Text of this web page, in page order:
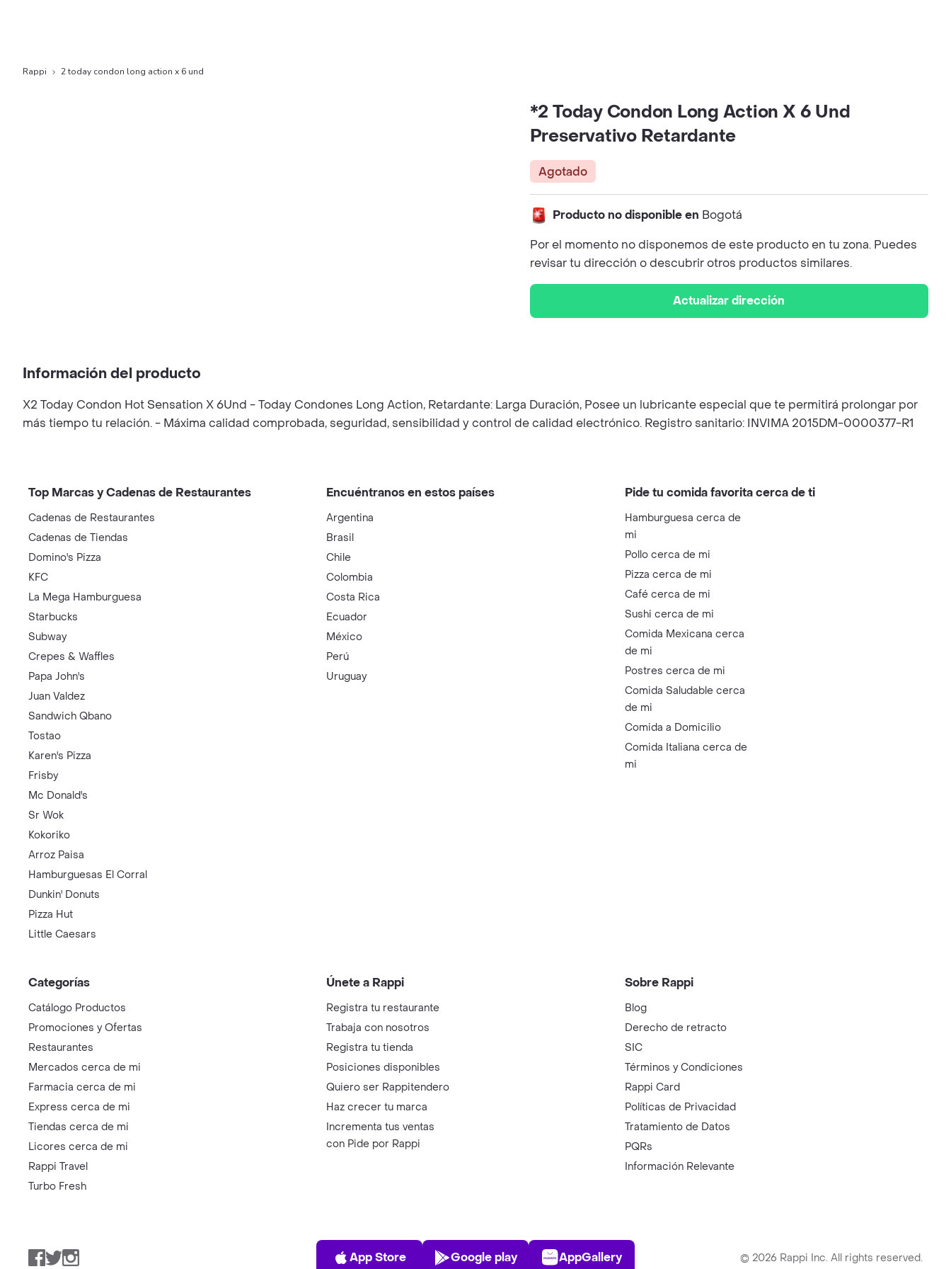
Rappi 2 today condon long action x 6 und
*2 Today Condon Long Action X 6 Und
Preservativo Retardante
Agotado
Producto no disponible en Bogotá
Por el momento no disponemos de este producto en tu zona. Puedes
revisar tu dirección o descubrir otros productos similares.
Actualizar dirección
Información del producto
X2 Today Condon Hot Sensation X 6Und - Today Condones Long Action, Retardante: Larga Duración, Posee un lubricante especial que te permitirá prolongar por
más tiempo tu relación. - Máxima calidad comprobada, seguridad, sensibilidad y control de calidad electrónico. Registro sanitario: INVIMA 2015DM-0000377-R1
Top Marcas y Cadenas de Restaurantes
Cadenas de Restaurantes
Cadenas de Tiendas
Domino's Pizza
KFC
La Mega Hamburguesa
Starbucks
Subway
Crepes & Waffles
Papa John's
Juan Valdez
Sandwich Qbano
Tostao
Karen's Pizza
Frisby
Mc Donald's
Sr Wok
Kokoriko
Arroz Paisa
Hamburguesas El Corral
Dunkin' Donuts
Pizza Hut
Little Caesars
Encuéntranos en estos países
Argentina
Brasil
Chile
Colombia
Costa Rica
Ecuador
México
Perú
Uruguay
Pide tu comida favorita cerca de ti
Hamburguesa cerca de
mi
Pollo cerca de mi
Pizza cerca de mi
Café cerca de mi
Sushi cerca de mi
Comida Mexicana cerca
de mi
Postres cerca de mi
Comida Saludable cerca
de mi
Comida a Domicilio
Comida Italiana cerca de
mi
Categorías
Catálogo Productos
Promociones y Ofertas
Restaurantes
Mercados cerca de mi
Farmacia cerca de mi
Express cerca de mi
Tiendas cerca de mi
Licores cerca de mi
Rappi Travel
Turbo Fresh
Únete a Rappi
Registra tu restaurante
Trabaja con nosotros
Registra tu tienda
Posiciones disponibles
Quiero ser Rappitendero
Haz crecer tu marca
Incrementa tus ventas
con Pide por Rappi
Sobre Rappi
Blog
Derecho de retracto
SIC
Términos y Condiciones
Rappi Card
Políticas de Privacidad
Tratamiento de Datos
PQRs
Información Relevante
Facebook
TwitterInstagram
App Store
App Store
Play Store
Google play
AppGallery
AppGallery © 2026 Rappi Inc. All rights reserved.